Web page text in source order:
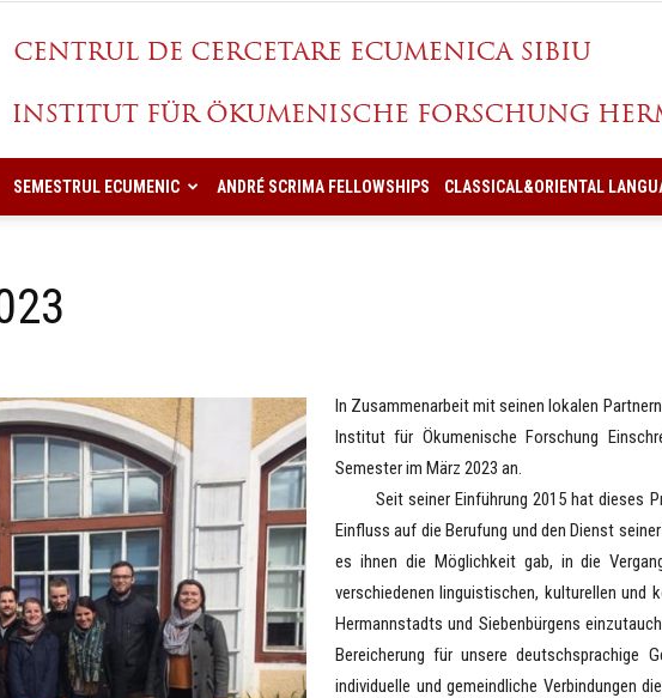
SEMESTRUL ECUMENIC ANDRÉ SCRIMA FELLOWSHIPS CLASSICAL&ORIENTAL
In Zusammenarbeit mit seinen lokalen
Institut für Ökumenische Forschung
Semester im März 2023 an.
Seit seiner Einführung 2015 hat dieses
Einfluss auf die Berufung und den Dienst
es ihnen die Möglichkeit gab, in die
verschiedenen linguistischen, kulturellen und
Hermannstadts und Siebenbürgens
Bereicherung für unsere deutschsprachige
individuelle und gemeindliche Verbindungen